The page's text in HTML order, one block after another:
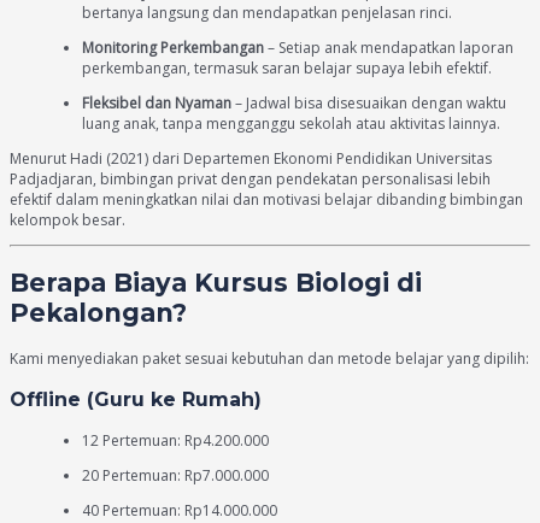
bertanya langsung dan mendapatkan penjelasan rinci.
Monitoring Perkembangan– Setiap anak mendapatkan laporan
perkembangan, termasuk saran belajar supaya lebih efektif.
Fleksibel dan Nyaman– Jadwal bisa disesuaikan dengan waktu
luang anak, tanpa mengganggu sekolah atau aktivitas lainnya.
Menurut Hadi (2021) dari Departemen Ekonomi Pendidikan Universitas
Padjadjaran, bimbingan privat dengan pendekatan personalisasi lebih
efektif dalam meningkatkan nilai dan motivasi belajar dibanding bimbingan
kelompok besar.
Berapa Biaya Kursus Biologi di
Pekalongan?
Kami menyediakan paket sesuai kebutuhan dan metode belajar yang dipilih:
Offline (Guru ke Rumah)
12 Pertemuan: Rp4.200.000
20 Pertemuan: Rp7.000.000
40 Pertemuan: Rp14.000.000